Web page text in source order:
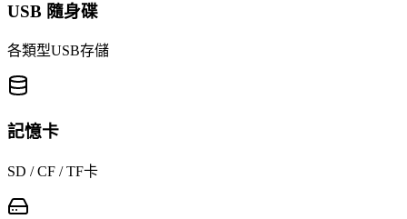
USB 隨身碟
各類型USB存儲
記憶卡
SD / CF / TF卡